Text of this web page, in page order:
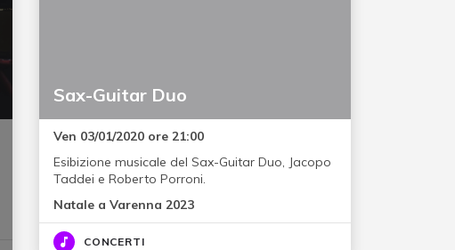
Sax-Guitar Duo
Ven 03/01/2020 ore 21:00
Esibizione musicale del Sax-Guitar Duo, Jacopo
Taddei e Roberto Porroni.
Natale a Varenna 2023
CONCERTI